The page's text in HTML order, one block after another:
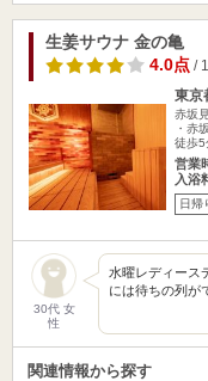
生姜サウナ 金の亀
4.0点 /
東京
赤坂
・赤
徒歩5
営業
入浴
日帰
30代 女
性
水曜レディース
には待ちの列が
関連情報から探す